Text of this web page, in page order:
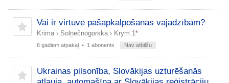
Vai ir virtuve pašapkalpošanās vajadzībām?
Krima › Solņečnogorska › Krym 1*
6 gadiem atpakaļ • 1 abonents Nav atbilžu
Ukrainas pilsonība, Slovākijas uzturēšanās